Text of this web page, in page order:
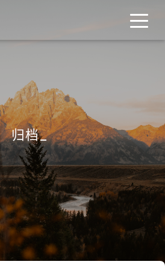
归档_